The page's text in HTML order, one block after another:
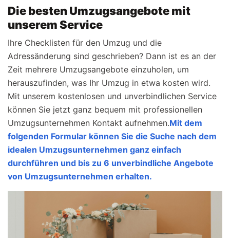
Die besten Umzugsangebote mit
unserem Service
Ihre Checklisten für den Umzug und die
Adressänderung sind geschrieben? Dann ist es an der
Zeit mehrere Umzugsangebote einzuholen, um
herauszufinden, was Ihr Umzug in etwa kosten wird.
Mit unserem kostenlosen und unverbindlichen Service
können Sie jetzt ganz bequem mit professionellen
Umzugsunternehmen Kontakt aufnehmen.Mit dem
folgenden Formular können Sie die Suche nach dem
idealen Umzugsunternehmen ganz einfach
durchführen und bis zu 6 unverbindliche Angebote
von Umzugsunternehmen erhalten.